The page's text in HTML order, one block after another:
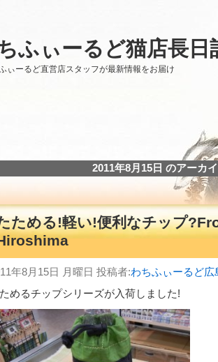
ふぃーるど猫店長日
ぃーるど直営店スタッフが最新情報をお届け
2011年8月15日 のアーカ
ためる!軽い!便利なチップ
年8月15日 月曜日 投稿者:わちふぃーるど
めるチップシリーズが入荷しました!